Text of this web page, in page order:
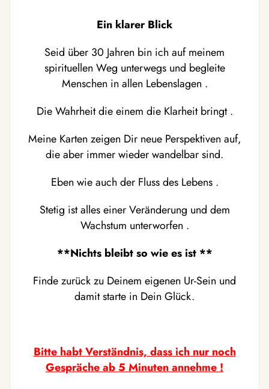
Ein klarer Blick
Seid über 30 Jahren bin ich auf meinem
spirituellen Weg unterwegs und begleite
Menschen in allen Lebenslagen .
Die Wahrheit die einem die Klarheit bringt .
Meine Karten zeigen Dir neue Perspektiven auf,
die aber immer wieder wandelbar sind.
Eben wie auch der Fluss des Lebens .
Stetig ist alles einer Veränderung und dem
Wachstum unterworfen .
**Nichts bleibt so wie es ist **
Finde zurück zu Deinem eigenen Ur-Sein und
damit starte in Dein Glück.
Bitte habt Verständnis, dass ich nur noch
Gespräche ab 5 Minuten annehme !